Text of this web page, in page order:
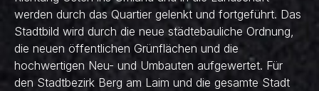
werden durch das Quartier gelenkt und fortgeführt. Das
Stadtbild wird durch die neue städtebauliche Ordnung,
die neuen öffentlichen Grünflächen und die
hochwertigen Neu- und Umbauten aufgewertet. Für
den Stadtbezirk Berg am Laim und die gesamte Stadt